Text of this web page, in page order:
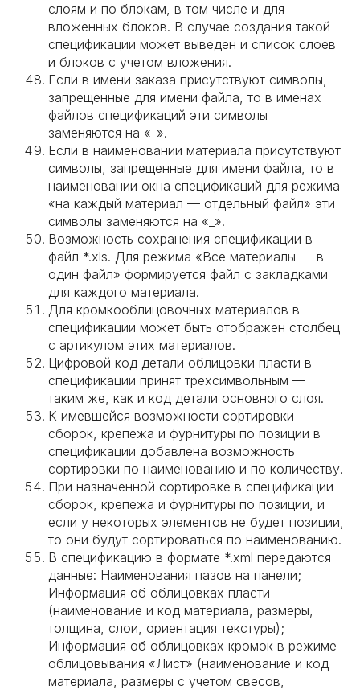
слоям и по блокам, в том числе и для
вложенных блоков. В случае создания такой
спецификации может выведен и список слоев
и блоков с учетом вложения.
Если в имени заказа присутствуют символы,
запрещенные для имени файла, то в именах
файлов спецификаций эти символы
заменяются на «_».
Если в наименовании материала присутствуют
символы, запрещенные для имени файла, то в
наименовании окна спецификаций для режима
«на каждый материал — отдельный файл» эти
символы заменяются на «_».
Возможность сохранения спецификации в
файл *.xls. Для режима «Все материалы — в
один файл» формируется файл с закладками
для каждого материала.
Для кромкооблицовочных материалов в
спецификации может быть отображен столбец
с артикулом этих материалов.
Цифровой код детали облицовки пласти в
спецификации принят трехсимвольным —
таким же, как и код детали основного слоя.
К имевшейся возможности сортировки
сборок, крепежа и фурнитуры по позиции в
спецификации добавлена возможность
сортировки по наименованию и по количеству.
При назначенной сортировке в спецификации
сборок, крепежа и фурнитуры по позиции, и
если у некоторых элементов не будет позиции,
то они будут сортироваться по наименованию.
В спецификацию в формате *.xml передаются
данные: Наименования пазов на панели;
Информация об облицовках пласти
(наименование и код материала, размеры,
толщина, слои, ориентация текстуры);
Информация об облицовках кромок в режиме
облицовывания «Лист» (наименование и код
материала, размеры с учетом свесов,